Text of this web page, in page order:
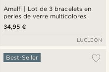
Amalfi | Lot de 3 bracelets en
perles de verre multicolores
34,95 €
LUCLEON
Best-Seller